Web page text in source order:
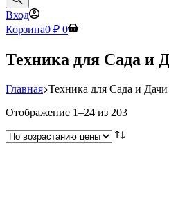
Вход
Корзина0 ₽ 0
Техника для Сада и
Главная Техника для Сада и Дачи
Отображение 1–24 из 203Цены: